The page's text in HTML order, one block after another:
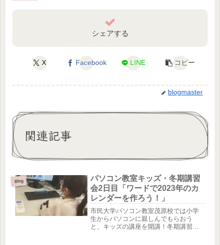
シェアする
X Facebook LINE コピー
blogmaster
関連記事
Blog
パソコン教室キッズ・冬期講習
会2日目「ワードで2023年のカ
レンダーを作ろう！」
市民大学パソコン教室茂原校では小学
生からパソコンに親しんでもらおう
と、キッズの講座を開講！冬期講習会